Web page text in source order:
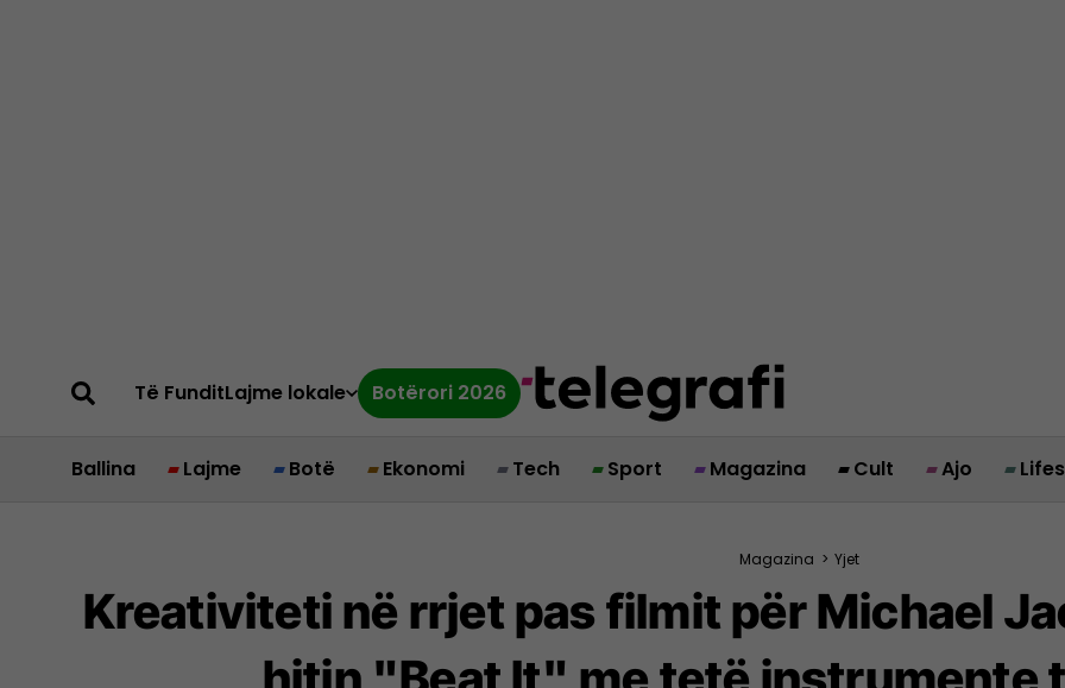
Të FunditLajme lokale Botërori 2026
Ballina Lajme Botë Ekonomi Tech Sport Magazina Cult Ajo
Magazina > Yjet
Kreativiteti në rrjet pas filmit për Michael